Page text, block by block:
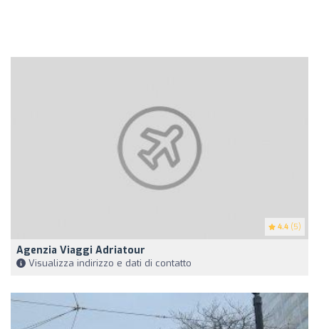
4.4 (5)
Agenzia Viaggi Adriatour
Visualizza indirizzo e dati di contatto